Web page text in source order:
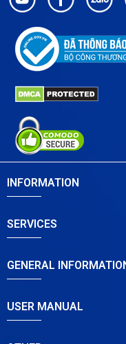
INFORMATION
SERVICES
GENERAL
USER MANUAL